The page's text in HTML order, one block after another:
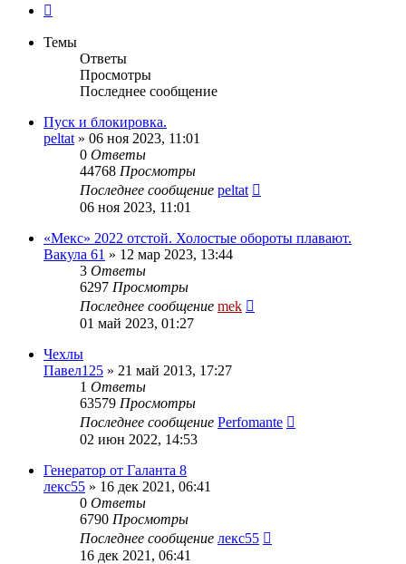
Темы
Ответы
Просмотры
Последнее сообщение
Пуск и блокировка.
peltat » 06 ноя 2023, 11:01
0 Ответы
44768 Просмотры
Последнее сообщение peltat
06 ноя 2023, 11:01
«Мекс» 2022 отстой. Холостые обороты плавают.
Вакула 61 » 12 мар 2023, 13:44
3 Ответы
6297 Просмотры
Последнее сообщение mek
01 май 2023, 01:27
Чехлы
Павел125 » 21 май 2013, 17:27
1 Ответы
63579 Просмотры
Последнее сообщение Perfomante
02 июн 2022, 14:53
Генератор от Галанта 8
лекс55 » 16 дек 2021, 06:41
0 Ответы
6790 Просмотры
Последнее сообщение лекс55
16 дек 2021, 06:41